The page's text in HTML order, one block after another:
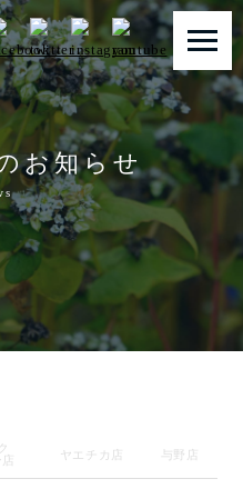
お知らせ
ージ
とは
だわり
り
ー
せ ヤエチカ店 与野店